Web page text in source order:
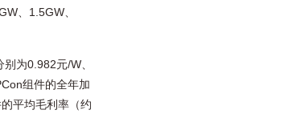
、1.5GW、
为0.982元/W、
组件的全年加
平均毛利率（约